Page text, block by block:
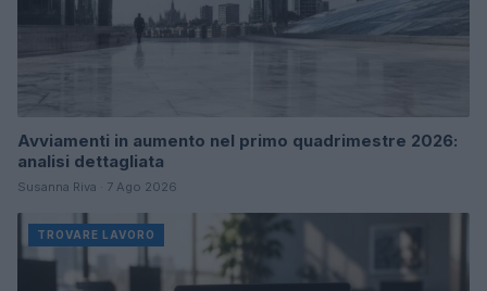
Avviamenti in aumento nel primo quadrimestre 2026:
analisi dettagliata
Susanna Riva · 7 Ago 2026
TROVARE LAVORO